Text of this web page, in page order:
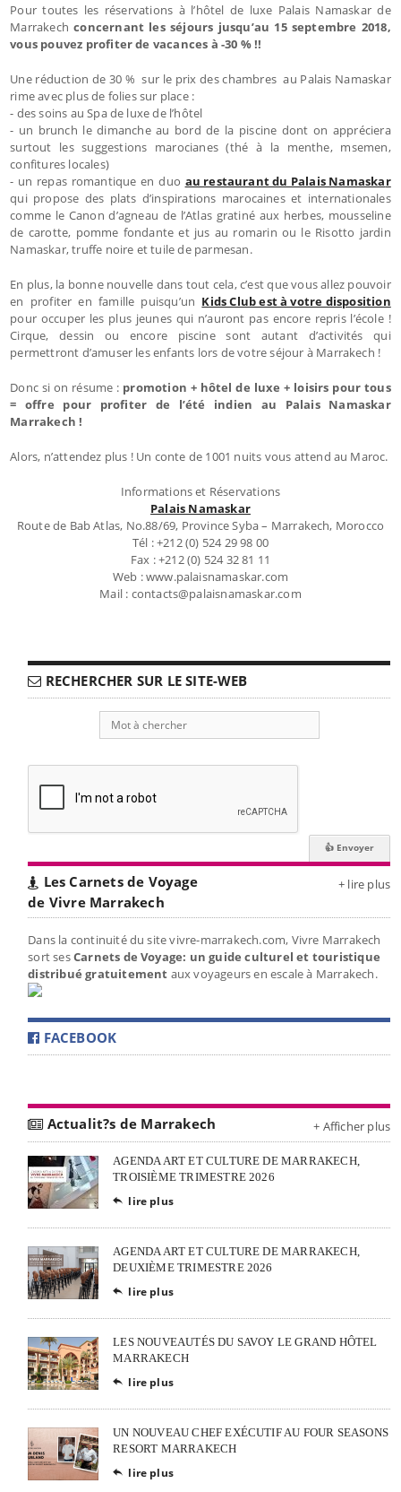
Pour toutes les réservations à l’hôtel de luxe Palais Namaskar de
Marrakechconcernant les séjours jusqu’au 15 septembre 2018,
vous pouvez profiter de vacances à -30 % !!
Une réduction de 30 % sur le prix des chambres au Palais Namaskar
rime avec plus de folies sur place :
- des soins au Spa de luxe de l’hôtel
- un brunch le dimanche au bord de la piscine dont on appréciera
surtout les suggestions marocianes (thé à la menthe, msemen,
confitures locales)
- un repas romantique en duo au restaurant du Palais Namaskar
qui propose des plats d’inspirations marocaines et internationales
comme le Canon d’agneau de l’Atlas gratiné aux herbes, mousseline
de carotte, pomme fondante et jus au romarin ou le Risotto jardin
Namaskar, truffe noire et tuile de parmesan.
En plus, la bonne nouvelle dans tout cela, c’est que vous allez pouvoir
en profiter en famille puisqu’un Kids Club est à votre disposition
pour occuper les plus jeunes qui n’auront pas encore repris l’école !
Cirque, dessin ou encore piscine sont autant d’activités qui
permettront d’amuser les enfants lors de votre séjour à Marrakech !
Donc si on résume : promotion + hôtel de luxe + loisirs pour tous
= offre pour profiter de l’été indien au Palais Namaskar
Marrakech !
Alors, n’attendez plus ! Un conte de 1001 nuits vous attend au Maroc.
Informations et Réservations
Palais Namaskar
Route de Bab Atlas, No.88/69, Province Syba – Marrakech, Morocco
Tél : +212 (0) 524 29 98 00
Fax : +212 (0) 524 32 81 11
Web : www.palaisnamaskar.com
Mail : contacts@palaisnamaskar.com
RECHERCHER SUR LE SITE-WEB
Les Carnets de Voyage
de Vivre Marrakech
+ lire plus
Dans la continuité du site vivre-marrakech.com, Vivre Marrakech
sort sesCarnets de Voyage: un guide culturel et touristique
distribué gratuitement aux voyageurs en escale à Marrakech.
FACEBOOK
Actualit?s de Marrakech + Afficher plus
AGENDA ART ET CULTURE DE MARRAKECH,
TROISIÈME TRIMESTRE 2026
 lire plus
AGENDA ART ET CULTURE DE MARRAKECH,
DEUXIÈME TRIMESTRE 2026
 lire plus
LES NOUVEAUTÉS DU SAVOY LE GRAND HÔTEL
MARRAKECH
 lire plus
UN NOUVEAU CHEF EXÉCUTIF AU FOUR SEASONS
RESORT MARRAKECH
 lire plus